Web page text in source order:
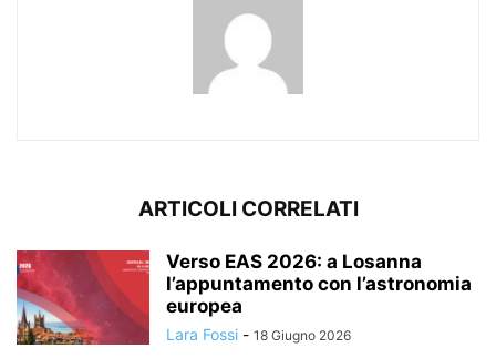
ARTICOLI CORRELATI
Verso EAS 2026: a Losanna
l’appuntamento con l’astronomia
europea
Lara Fossi - 18 Giugno 2026